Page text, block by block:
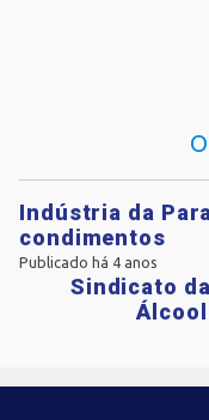
Indústria da
condimentos
Publicado há 4 anos
Sindicato